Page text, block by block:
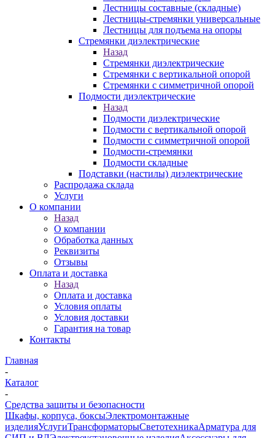
Лестницы составные (складные)
Лестницы-стремянки универсальные
Лестницы для подъема на опоры
Стремянки диэлектрические
Назад
Стремянки диэлектрические
Стремянки с вертикальной опорой
Стремянки с симметричной опорой
Подмости диэлектрические
Назад
Подмости диэлектрические
Подмости с вертикальной опорой
Подмости с симметричной опорой
Подмости-стремянки
Подмости складные
Подставки (настилы) диэлектрические
Распродажа склада
Услуги
О компании
Назад
О компании
Обработка данных
Реквизиты
Отзывы
Оплата и доставка
Назад
Оплата и доставка
Условия оплаты
Условия доставки
Гарантия на товар
Контакты
Главная
-
Каталог
-
Средства защиты и безопасности
Шкафы, корпуса, боксыЭлектромонтажные
изделияУслугиТрансформаторыСветотехникаАрматура для